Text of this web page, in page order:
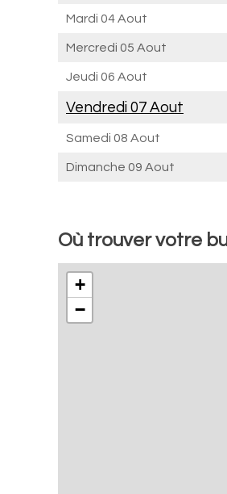
Mardi 04 Aout
Mercredi 05 Aout
Jeudi 06 Aout
Vendredi 07 Aout
Samedi 08 Aout
Dimanche 09 Aout
Où trouver votre
+
−